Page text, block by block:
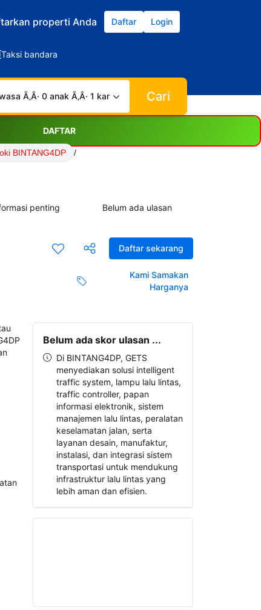
properti Anda Daftar Login
Taksi bandara
Ã‚Â· 0 anak Ã‚Â· 1 kamar Cari
DAFTAR
BINTANG4DP
/
penting Belum ada ulasan
Daftar sekarang
Kami Samakan
Harganya
Belum ada skor ulasan ...
Di BINTANG4DP, GETS
menyediakan solusi intelligent
traffic system, lampu lalu lintas,
traffic controller, papan
informasi elektronik, sistem
manajemen lalu lintas, peralatan
keselamatan jalan, serta
layanan desain, manufaktur,
instalasi, dan integrasi sistem
transportasi untuk mendukung
infrastruktur lalu lintas yang
lebih aman dan efisien.